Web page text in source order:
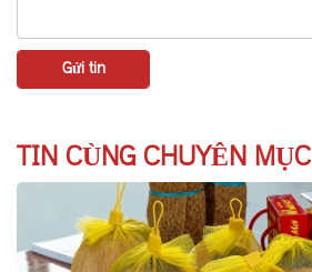
TIN CÙNG CHUYÊN MỤC